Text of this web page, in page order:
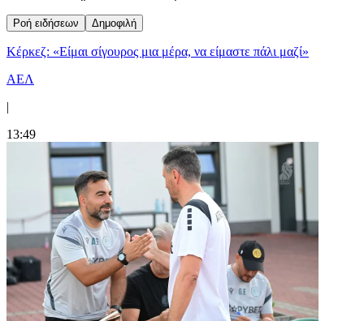
Ροή ειδήσεων Δημοφιλή
Κέρκεζ: «Είμαι σίγουρος μια μέρα, να είμαστε πάλι μαζί»
ΑΕΛ
|
13:49